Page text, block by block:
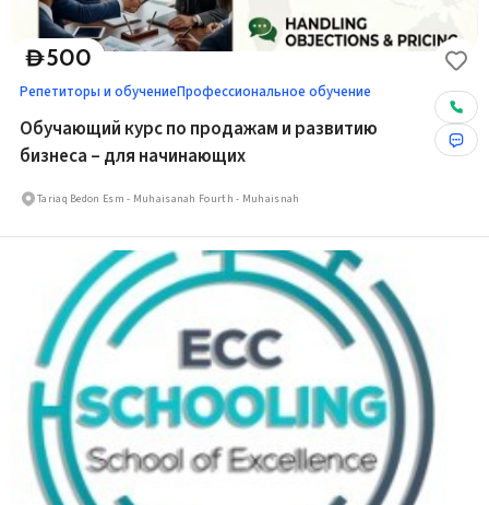
D500
Репетиторы и обучениеПрофессиональное обучение
Обучающий курс по продажам и развитию
бизнеса – для начинающих
Tariaq Bedon Esm - Muhaisanah Fourth - Muhaisnah